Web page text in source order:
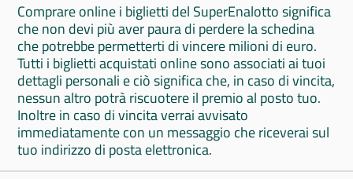
Comprare online i biglietti del SuperEnalotto significa
che non devi più aver paura di perdere la schedina
che potrebbe permetterti di vincere milioni di euro.
Tutti i biglietti acquistati online sono associati ai tuoi
dettagli personali e ciò significa che, in caso di vincita,
nessun altro potrà riscuotere il premio al posto tuo.
Inoltre in caso di vincita verrai avvisato
immediatamente con un messaggio che riceverai sul
tuo indirizzo di posta elettronica.